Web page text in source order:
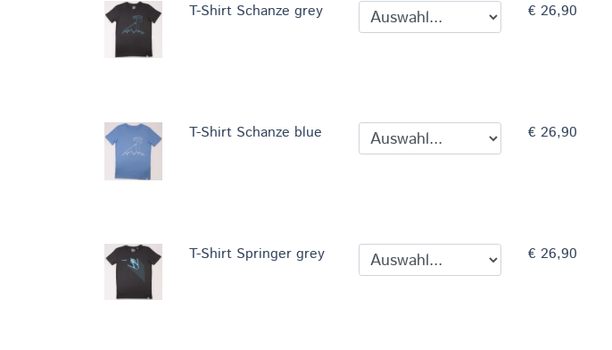
T-Shirt Schanze grey € 26,90
T-Shirt Schanze blue € 26,90
T-Shirt Springer grey € 26,90